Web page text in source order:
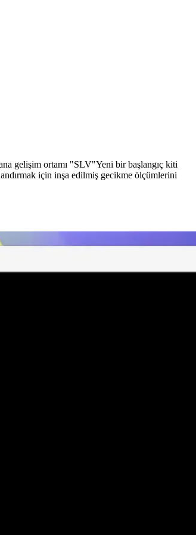
gelişim ortamı "SLV"Yeni bir başlangıç kiti
için inşa edilmiş gecikme ölçümlerini